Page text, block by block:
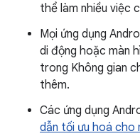
thể làm nhiều việc
Mọi ứng dụng
di động hoặc màn
trong Không gian
thêm.
Các ứng dụng
dẫn tối ưu hoá cho